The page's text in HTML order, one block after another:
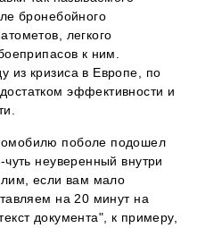
бронебойного
легкого
к ним.
из кризиса в Европе, по
эффективности и
поболе подошел
неуверенный внутри
если вам мало
на 20 минут на
документа", к примеру,